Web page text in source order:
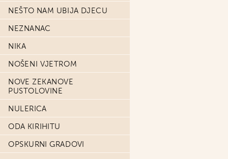
NEŠTO NAM UBIJA DJECU
NEZNANAC
NIKA
NOŠENI VJETROM
NOVE ZEKANOVE
PUSTOLOVINE
NULERICA
ODA KIRIHITU
OPSKURNI GRADOVI